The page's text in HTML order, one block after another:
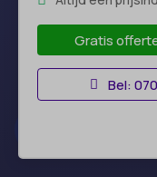
Gratis
Bel:
Zaterdag:24 uur
Zondag:24 uur